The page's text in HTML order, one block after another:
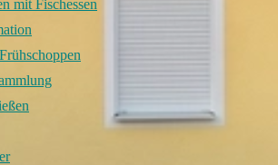
mit Fischessen